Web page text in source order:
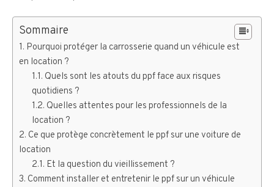
Sommaire
Pourquoi protéger la carrosserie quand un véhicule est
en location ?
Quels sont les atouts du ppf face aux risques
quotidiens ?
Quelles attentes pour les professionnels de la
location ?
Ce que protège concrètement le ppf sur une voiture de
location
Et la question du vieillissement ?
Comment installer et entretenir le ppf sur un véhicule